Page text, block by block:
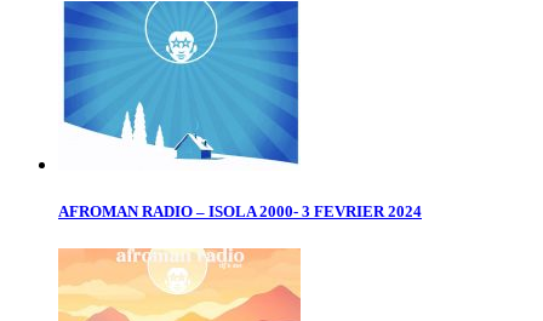
AFROMAN RADIO – ISOLA 2000- 3 FEVRIER 2024